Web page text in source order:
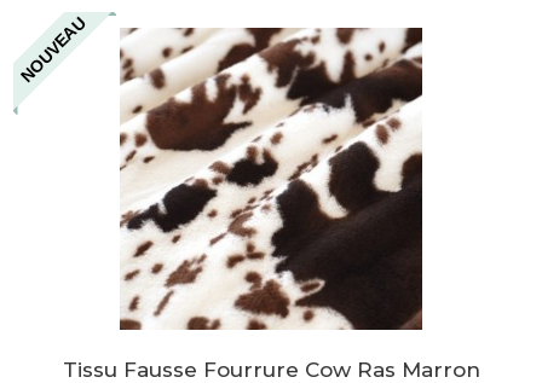
NOUVEAU
Tissu Fausse Fourrure Cow Ras Marron